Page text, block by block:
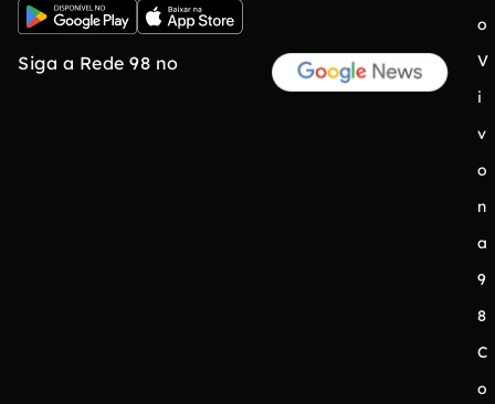
Siga a Rede 98 no
o
V
i
v
o
n
a
9
8
C
o